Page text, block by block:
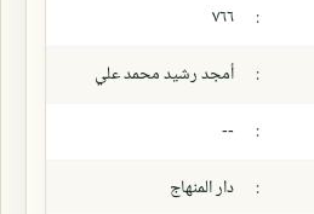
:
٧٦٦
:
أمجد رشيد محمد علي
:
--
:
دار المنهاج